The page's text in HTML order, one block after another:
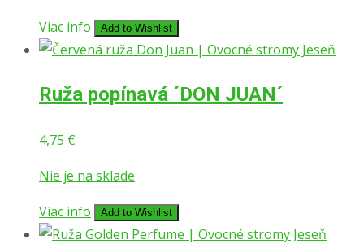
Viac info
Add to Wishlist
Ruža popínavá ´DON JUAN´
4,75 €
Nie je na sklade
Viac info
Add to Wishlist